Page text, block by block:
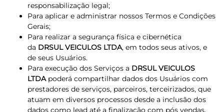
responsabilização legal;
Para aplicar e administrar nossos Termos e Condições
Gerais;
Para realizar a segurança física e cibernética
da DRSUL VEICULOS LTDA, em todos seus ativos, e
de seus Usuários.
Para execução dos Serviços a DRSUL VEICULOS
LTDApoderá compartilhar dados dos Usuários com
prestadores de serviços, parceiros, terceirizados, que
atuam em diversos processos desde a inclusão dos
dados como lead até a finalização com pós vendas.